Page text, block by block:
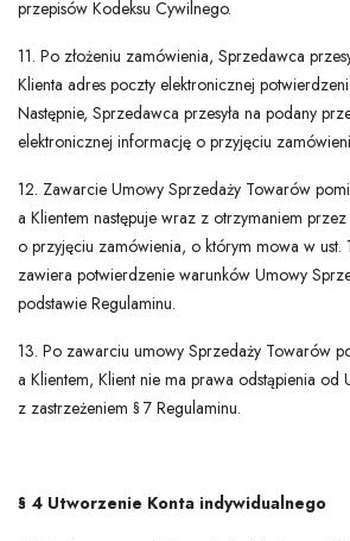
przepisów Kodeksu Cywilnego.
11. Po złożeniu zamówienia, Sprzedawca
Klienta adres poczty elektronicznej
Następnie, Sprzedawca przesyła na podany
elektronicznej informację o przyjęciu
12. Zawarcie Umowy Sprzedaży Towarów
a Klientem następuje wraz z otrzymaniem
o przyjęciu zamówienia, o którym mowa w ust.
zawiera potwierdzenie warunków Umowy
podstawie Regulaminu.
13. Po zawarciu umowy Sprzedaży Towarów
a Klientem, Klient nie ma prawa odstąpienia od
z zastrzeżeniem § 7 Regulaminu.
§ 4 Utworzenie Konta indywidualnego